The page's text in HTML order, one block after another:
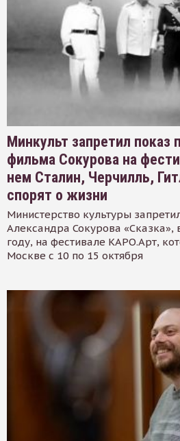
Минкульт запретил показ
фильма Сокурова на
нем Сталин, Черчилль,
спорят о жизни
Министерство культуры
Александра Сокурова
году, на фестивале КАРО.Арт,
Москве с 10 по 15 октября